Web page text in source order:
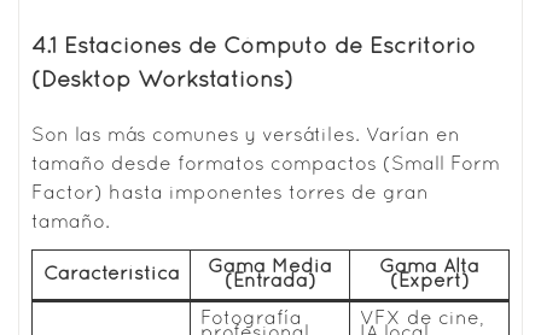
4.1 Estaciones de Cómputo de Escritorio
(Desktop Workstations)
Son las más comunes y versátiles. Varían en
tamaño desde formatos compactos (Small Form
Factor) hasta imponentes torres de gran
tamaño.
Característica
Gama Media
(Entrada)
Gama Alta
(Expert)
Fotografía
VFX de cine,